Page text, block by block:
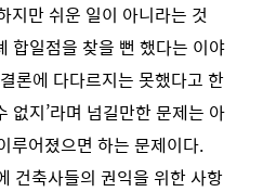
지만 쉬운 일이 아니라는 것
합일점을 찾을 뻔 했다는 이야
론에 다다르지는 못했다고 한
없지’라며 넘길만한 문제는 아
루어졌으면 하는 문제이다.
건축사들의 권익을 위한 사항